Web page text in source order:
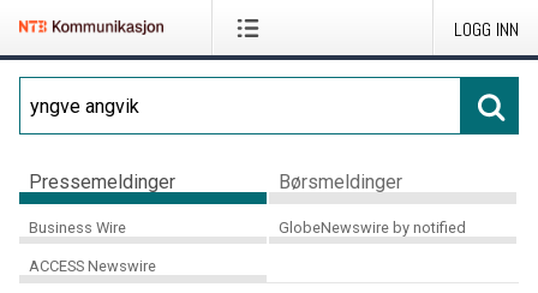
LOGG INN
Pressemeldinger Børsmeldinger
Business Wire GlobeNewswire by notified
ACCESS Newswire